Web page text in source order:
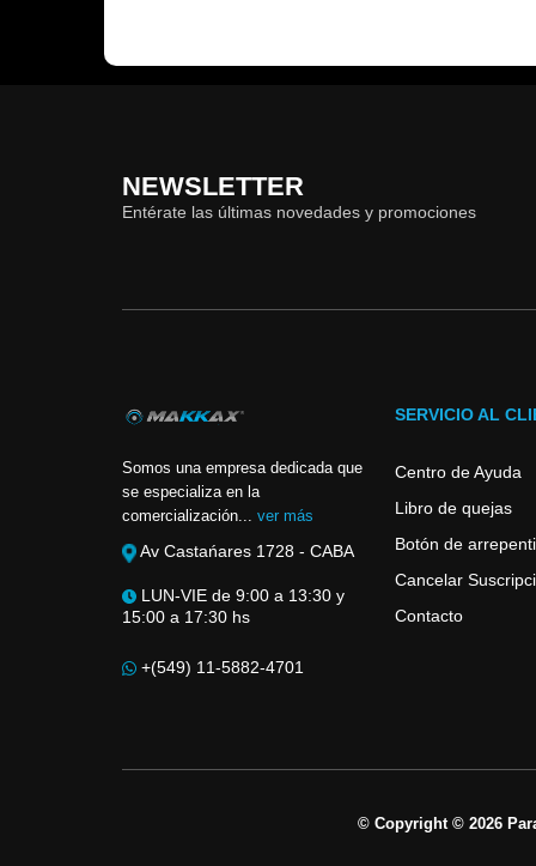
NEWSLETTER
Entérate las últimas novedades y promociones
Somos una empresa dedicada que
se especializa en la
comercialización... ver más
Av Castańares 1728 - CABA
LUN-VIE de 9:00 a 13:30 y
15:00 a 17:30 hs
+(549) 11-5882-4701
SERVICIO AL
Centro de Ayuda
Libro de quejas
Botón de
Cancelar
Contacto
© Copyright © 2026